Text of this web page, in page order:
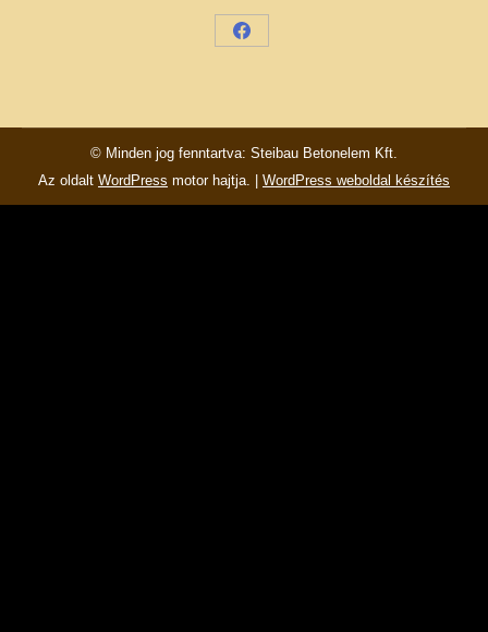
Share
© Minden jog fenntartva: Steibau Betonelem Kft.
Az oldalt WordPress motor hajtja. | WordPress weboldal készítés